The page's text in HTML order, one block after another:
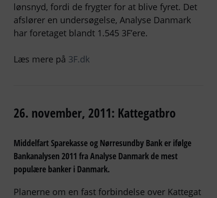
lønsnyd, fordi de frygter for at blive fyret. Det
afslører en undersøgelse, Analyse Danmark
har foretaget blandt 1.545 3F’ere.
Læs mere på 3F.dk
26. november, 2011: Kattegatbro
Middelfart Sparekasse og Nørresundby Bank er ifølge
Bankanalysen 2011 fra Analyse Danmark de mest
populære banker i Danmark.
Planerne om en fast forbindelse over Kattegat